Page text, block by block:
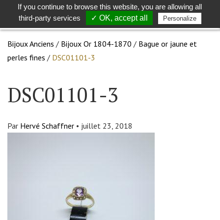
Toggle
search
Bijoux Anciens / Bijoux Or 1804-1870 / Bague or jaune et
perles fines / DSC01101-3
DSC01101-3
Par Hervé Schaffner • juillet 23, 2018
If you continue to browse this website, you are allowing all
third-party services
✓ OK, accept all Personalize